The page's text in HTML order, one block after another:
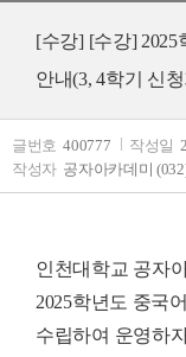
[수강] [수강]
안내(3, 4학기 신
글번호 400777 작성일
작성자 공자아카데미
인천대학교 공자
2025학년도 중국
수립하여 운영하